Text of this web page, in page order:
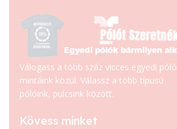
Válogass a több száz vicces egyedi póló
mintáink közül. Válassz a több típusú
pólóink, pulcsink között.
Kövess minket